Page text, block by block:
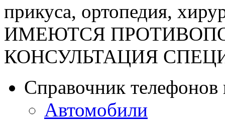
прикуса, ортопедия,
ИМЕЮТСЯ
КОНСУЛЬТАЦИЯ
Справочник
Автомобили